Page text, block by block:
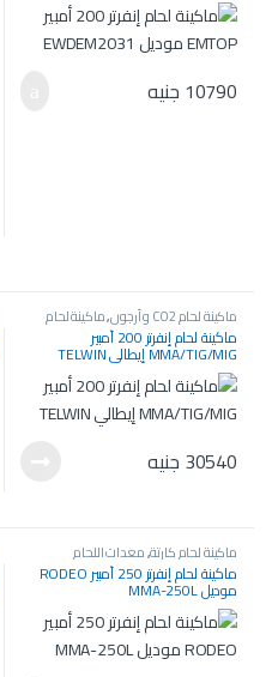
10790 جنيه
ماكينة لحام CO2 و أرجون ,ماكينة لحام
كارتة,معدات اللحام والسمكرة
ماكينة لحام إنفرتر 200 أمبير
MMA/TIG/MIG إيطالي TELWIN
30540 جنيه
ماكينة لحام كارتة,معدات اللحام
والسمكرة ماكينة لحام إنفرتر 250 أمبير RODEO
موديل MMA-250L